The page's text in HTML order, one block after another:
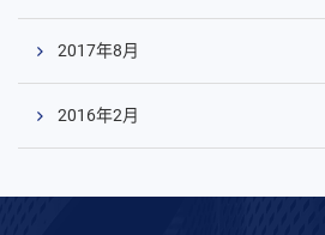
2017年8月
2016年2月